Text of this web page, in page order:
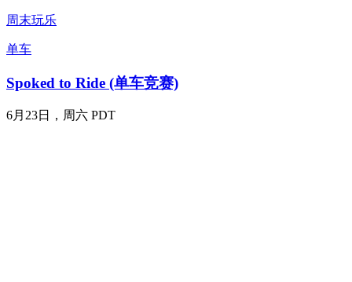
周末玩乐
单车
Spoked to Ride (单车竞赛)
6月23日，周六 PDT